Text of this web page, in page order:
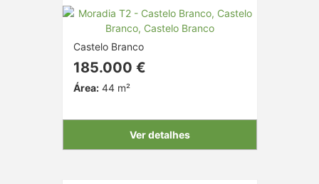
Castelo Branco
185.000 €
Área:44 m²
Ver detalhes